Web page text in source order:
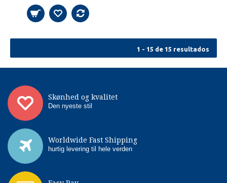
1 - 15 de 15 resultados
Skønhed og kvalitet
Den nyeste stil
Worldwide Fast Shipping
hurtig levering til hele verden